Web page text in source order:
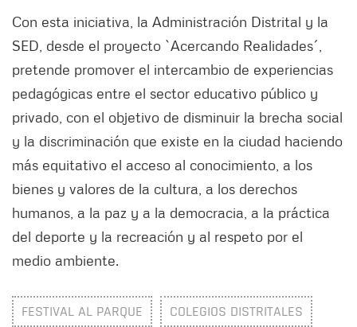
Con esta iniciativa, la Administración Distrital y la
SED, desde el proyecto `Acercando Realidades´,
pretende promover el intercambio de experiencias
pedagógicas entre el sector educativo público y
privado, con el objetivo de disminuir la brecha social
y la discriminación que existe en la ciudad haciendo
más equitativo el acceso al conocimiento, a los
bienes y valores de la cultura, a los derechos
humanos, a la paz y a la democracia, a la práctica
del deporte y la recreación y al respeto por el
medio ambiente.
FESTIVAL AL PARQUE COLEGIOS DISTRITALES